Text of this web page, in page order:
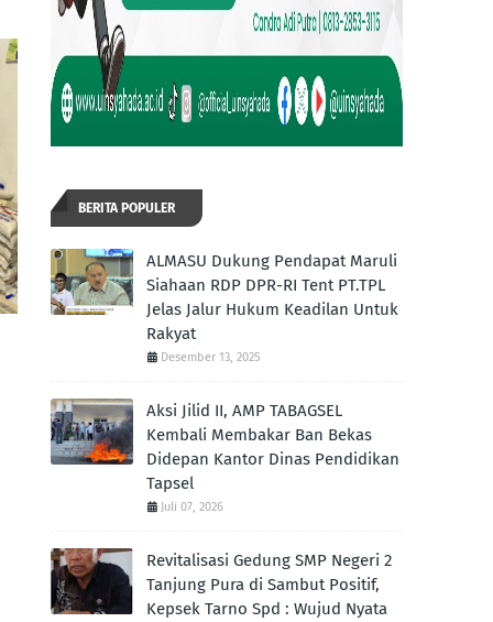
BERITA POPULER
ALMASU Dukung Pendapat Maruli
Siahaan RDP DPR-RI Tent PT.TPL
Jelas Jalur Hukum Keadilan Untuk
Rakyat
Desember 13, 2025
Aksi Jilid II, AMP TABAGSEL
Kembali Membakar Ban Bekas
Didepan Kantor Dinas Pendidikan
Tapsel
Juli 07, 2026
Revitalisasi Gedung SMP Negeri 2
Tanjung Pura di Sambut Positif,
Kepsek Tarno Spd : Wujud Nyata